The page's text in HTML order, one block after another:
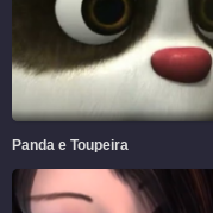
Panda e Toupeira